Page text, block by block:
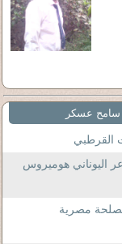
سامح عسكر
القرطبي
اليوناني هوميروس
مصرية